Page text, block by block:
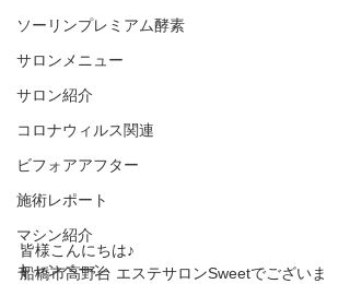
ソーリンプレミアム酵素
サロンメニュー
サロン紹介
コロナウィルス関連
ビフォアアフター
施術レポート
マシン紹介
キャンペーン
皆様こんにちは♪
船橋市高野台 エステサロンSweetでございま